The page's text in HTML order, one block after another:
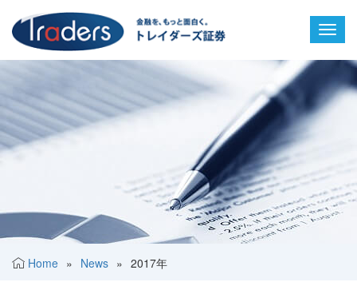
Home » News » 2017年